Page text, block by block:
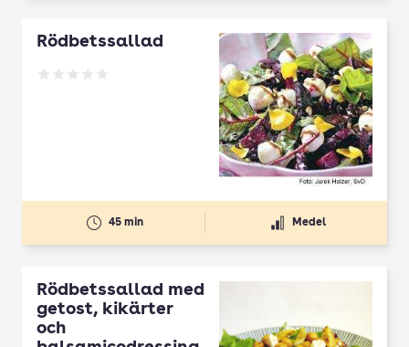
Rödbetssallad
Betyg: 0 av 5
45 min Medel
Rödbetssallad med
getost, kikärter
och